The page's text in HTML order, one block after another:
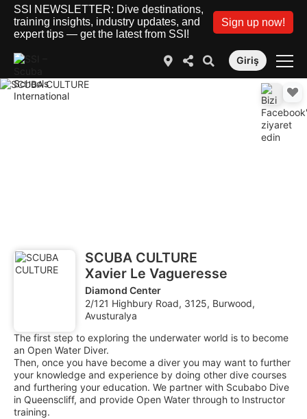
SSI NEWSLETTER: Dive destinations,
training insights, industry updates, and
expert tips — get the latest from SSI!
Sign up now!
Giriş
SCUBA CULTURE
Xavier Le Vagueresse
Diamond Center
2/121 Highbury Road, 3125, Burwood,
Avusturalya
The first step to exploring the underwater world is to become
an Open Water Diver.
Then, once you have become a diver you may want to further
your knowledge and experience by doing other dive courses
and furthering your education. We partner with Scubabo Dive
in Queenscliff, and provide Open Water through to Instructor
training.